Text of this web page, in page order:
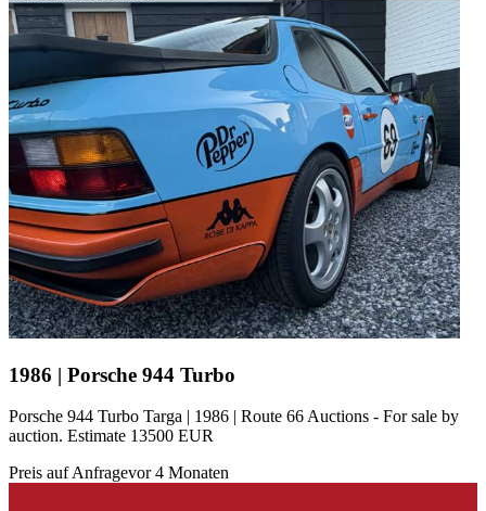
1986 | Porsche 944 Turbo
Porsche 944 Turbo Targa | 1986 | Route 66 Auctions - For sale by
auction. Estimate 13500 EUR
Preis auf Anfragevor 4 Monaten